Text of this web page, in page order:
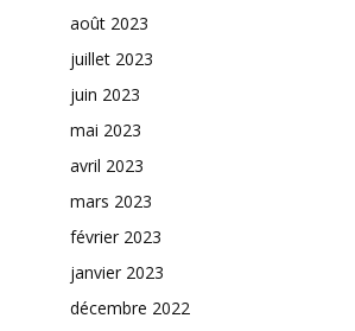
août 2023
juillet 2023
juin 2023
mai 2023
avril 2023
mars 2023
février 2023
janvier 2023
décembre 2022